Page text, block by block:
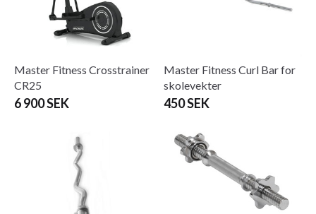
Master Fitness Crosstrainer
CR25
6 900 SEK
Master Fitness Curl Bar for
skolevekter
450 SEK